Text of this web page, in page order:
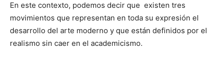
En este contexto, podemos decir que existen tres
movimientos que representan en toda su expresión el
desarrollo del arte moderno y que están definidos por el
realismo sin caer en el academicismo.